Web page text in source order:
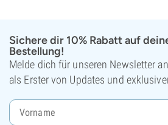
Sichere dir 10% Rabatt auf
Bestellung!
Melde dich für unseren Newsletter
als Erster von Updates und